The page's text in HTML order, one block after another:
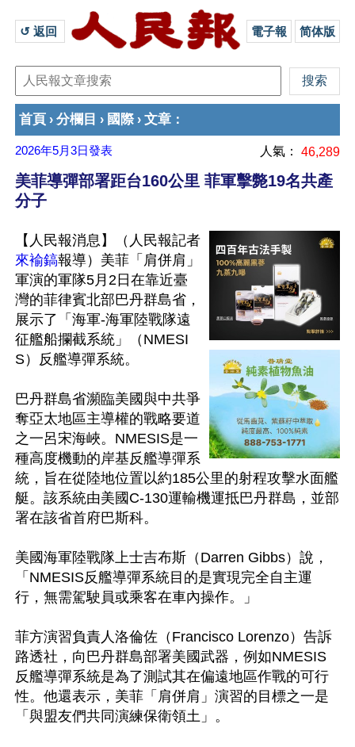
↺ 返回 電子報 简体版
首頁 › 分欄目 › 國際› 文章 ：
2026年5月3日發表 人氣： 46,289
美菲導彈部署距台160公里 菲軍擊斃19名共產
分子
【人民報消息】（人民報記者
來褕鎬報導）美菲「肩併肩」
軍演的軍隊5月2日在靠近臺
灣的菲律賓北部巴丹群島省，
展示了「海軍-海軍陸戰隊遠
征艦船攔截系統」（NMESI
S）反艦導彈系統。
巴丹群島省瀕臨美國與中共爭
奪亞太地區主導權的戰略要道
之一呂宋海峽。NMESIS是一
種高度機動的岸基反艦導彈系
統，旨在從陸地位置以約185公里的射程攻擊水面艦
艇。該系統由美國C-130運輸機運抵巴丹群島，並部
署在該省首府巴斯科。
美國海軍陸戰隊上士吉布斯（Darren Gibbs）說，
「NMESIS反艦導彈系統目的是實現完全自主運
行，無需駕駛員或乘客在車內操作。」
菲方演習負責人洛倫佐（Francisco Lorenzo）告訴
路透社，向巴丹群島部署美國武器，例如NMESIS
反艦導彈系統是為了測試其在偏遠地區作戰的可行
性。他還表示，美菲「肩併肩」演習的目標之一是
「與盟友們共同演練保衛領土」。